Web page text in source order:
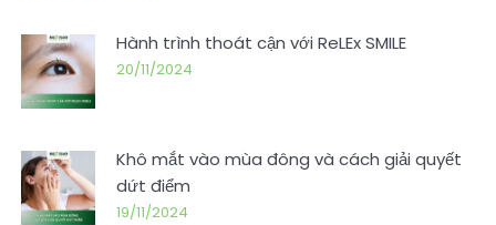
Hành trình thoát cận với ReLEx SMILE
20/11/2024
Khô mắt vào mùa đông và cách giải quyết
dứt điểm
19/11/2024